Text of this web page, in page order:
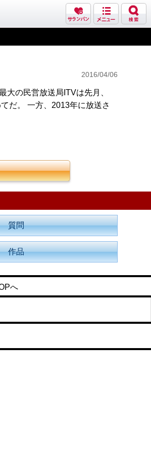
2016/04/06
大の民営放送局ITVは先月、
だ。 一方、2013年に放送さ
質問
作品
へ